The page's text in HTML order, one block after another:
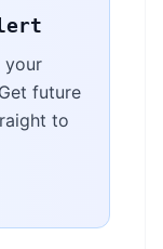
your
future
to